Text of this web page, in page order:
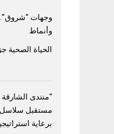
وجهات
وأنماط
الحياة الصحية
مستقبل سلاسل
برعاية